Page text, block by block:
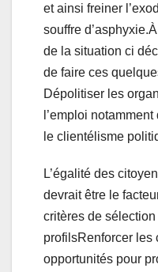
et ainsi freiner
souffre
de la situation ci
de faire ces
Dépolitiser les
l’emploi
le clientélisme
L’égalité des
devrait être le
critères de
profilsRenforcer les
opportunités pour